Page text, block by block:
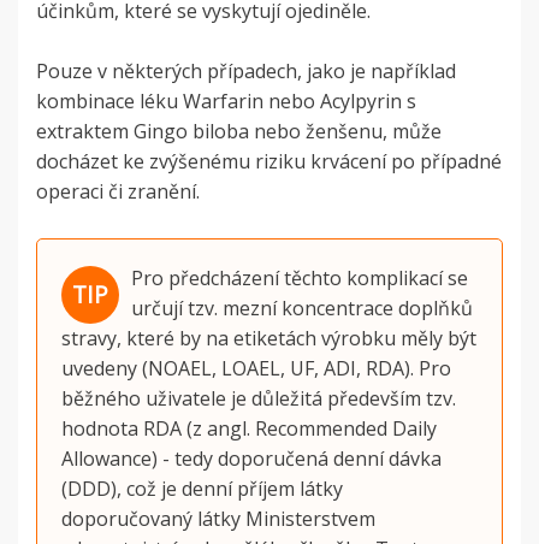
účinkům, které se vyskytují ojediněle.
Pouze v některých případech, jako je například
kombinace léku Warfarin nebo Acylpyrin s
extraktem Gingo biloba nebo ženšenu, může
docházet ke zvýšenému riziku krvácení po případné
operaci či zranění.
Pro předcházení těchto komplikací se
určují tzv. mezní koncentrace doplňků
stravy, které by na etiketách výrobku měly být
uvedeny (NOAEL, LOAEL, UF, ADI, RDA). Pro
běžného uživatele je důležitá především tzv.
hodnota RDA (z angl. Recommended Daily
Allowance) - tedy doporučená denní dávka
(DDD), což je denní příjem látky
doporučovaný látky Ministerstvem